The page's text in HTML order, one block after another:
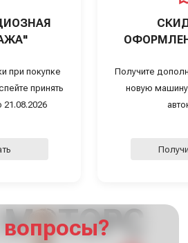
при покупке
принять
21.08.2026
Получите
новую
вопросы?